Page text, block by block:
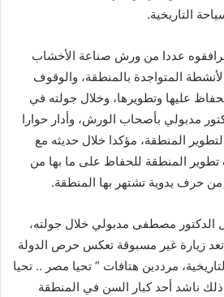
التاريخية.
عددا من ورش صناعة الأخشاب
المتواجدة بالمنطقة، والوقوف
عليها وتطويرها، وخلال جولته في
مدبولي بأصحاب الورش، وأدار حوارا
المنطقة، مؤكدا خلال حديثه مع
تطوير المنطقة للحفاظ على ما بها من
من حرف يدوية تشتهر بها المنطقة.
الدكتور مصطفى مدبولي خلال جولته،
تعد زيارة غير مسبوقة تعكس حرص الدولة
مرددين هتافات ” تحيا مصر .. تحيا
ناشد أحد كبار السن في المنطقة